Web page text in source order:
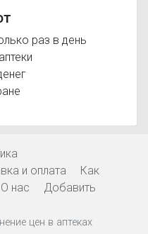
раз в день
и оплата
Как
О нас
Добавить
цен в аптеках